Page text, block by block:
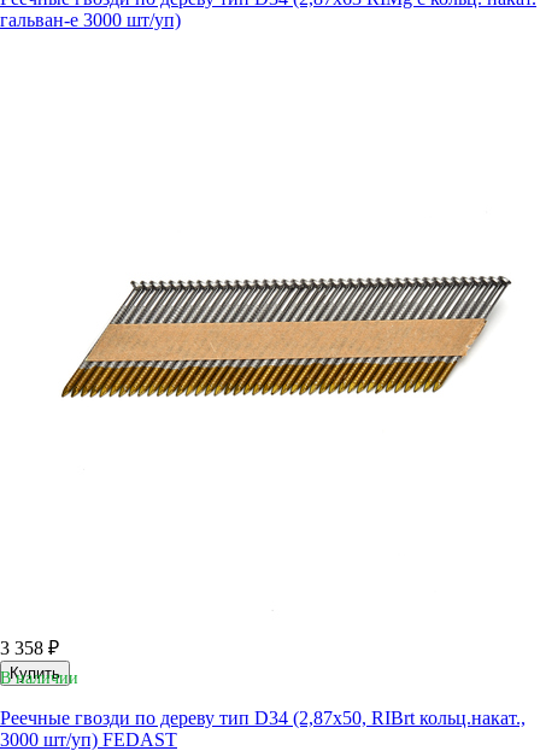
гальван-е 3000 шт/уп)
3 358 ₽
Купить
В наличии
Реечные гвозди по дереву тип D34 (2,87х50, RIBrt кольц.накат.,
3000 шт/уп) FEDAST